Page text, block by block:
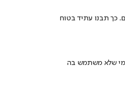
כך תבנו עתיד בטוח